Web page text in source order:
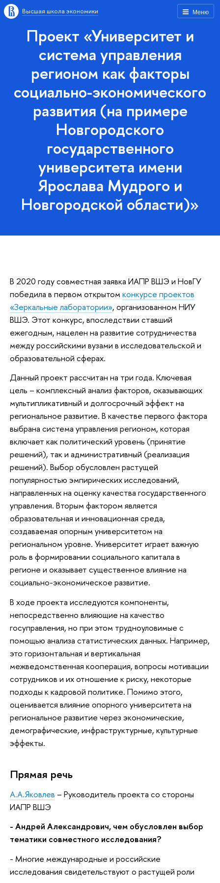
Меню
Высшая школа экономики
Проект «Университет и
система управления
регионом как факторы
социально-экономического
развития (на примере
Новгородского
государственного
университета имени
Ярослава Мудрого и
Новгородской области)»
В 2020 году совместная заявка ИАПР ВШЭ и НовГУ
победила в первом открытом конкурсе проектов
«Зеркальные лаборатории», организованном НИУ
ВШЭ. Этот конкурс, впоследствии ставший
ежегодным, нацелен на развитие сотрудничества
между российскими вузами в исследовательской и
образовательной сферах.
Данный проект рассчитан на три года. Ключевая
цель – комплексный анализ факторов, оказывающих
мультипликативный и долгосрочный эффект на
региональное развитие. В качестве первого фактора
выбрана система управления регионом, которая
включает как политический уровень (принятие
решений), так и административный (реализация
решений). Выбор обусловлен растущей
популярностью эмпирических исследований,
направленных на оценку качества государственного
управления. Вторым фактором является
образовательная и инновационная среда,
создаваемая опорным университетом на
региональном уровне. Университет играет важную
роль в формировании социального капитала в
регионе и оказывает существенное влияние на
социально-экономическое развитие.
В ходе проекта исследуются компоненты,
непосредственно влияющие на качество
госуправления, но при этом трудноуловимые с
помощью анализа статистических данных. Например,
это горизонтальная и вертикальная
межведомственная кооперация, вопросы мотивации
сотрудников и их отношение к риску, некоторые
подходы к кадровой политике. Помимо этого,
оценивается влияние опорного университета на
региональное развитие через экономические,
демографические, инфраструктурные, культурные
эффекты.
Прямая речь
А.А.Яковлев – Руководитель проекта со стороны
ИАПР ВШЭ
- Андрей Александрович, чем обусловлен выбор
тематики совместного исследования?
- Многие международные и российские
исследования свидетельствуют о растущей роли